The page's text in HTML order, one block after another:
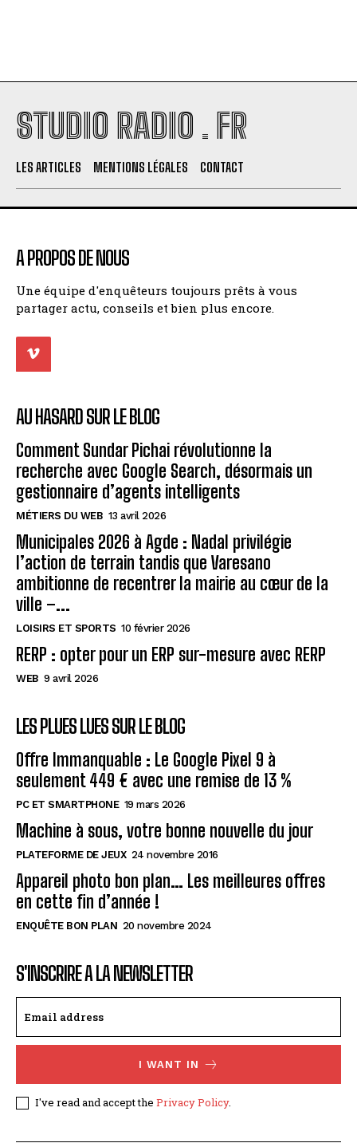
STUDIO RADIO . FR
LES ARTICLES MENTIONS LÉGALES CONTACT
A PROPOS DE NOUS
Une équipe d'enquêteurs toujours prêts à vous
partager actu, conseils et bien plus encore.
AU HASARD SUR LE BLOG
Comment Sundar Pichai révolutionne la
recherche avec Google Search, désormais un
gestionnaire d’agents intelligents
MÉTIERS DU WEB 13 avril 2026
Municipales 2026 à Agde : Nadal privilégie
l’action de terrain tandis que Varesano
ambitionne de recentrer la mairie au cœur de la
ville –...
LOISIRS ET SPORTS 10 février 2026
RERP : opter pour un ERP sur-mesure avec RERP
WEB 9 avril 2026
LES PLUES LUES SUR LE BLOG
Offre Immanquable : Le Google Pixel 9 à
seulement 449 € avec une remise de 13 %
PC ET SMARTPHONE 19 mars 2026
Machine à sous, votre bonne nouvelle du jour
PLATEFORME DE JEUX 24 novembre 2016
Appareil photo bon plan… Les meilleures offres
en cette fin d’année !
ENQUÊTE BON PLAN 20 novembre 2024
S'INSCRIRE A LA NEWSLETTER
I WANT IN
I've read and accept the Privacy Policy.